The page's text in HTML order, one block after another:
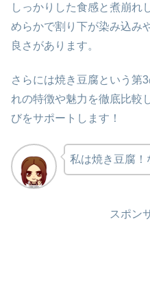
しっかりした食感と煮崩れ
めらかで割り下が染み込み
良さがあります。
さらには焼き豆腐という第
れの特徴や魅力を徹底比較
びをサポートします！
私は焼き豆腐！
スポン